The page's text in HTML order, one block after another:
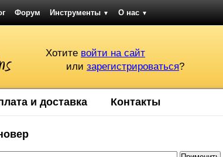
Форум Инструменты ▼ О нас ▼
Хотите войти на сайт
или зарегистрироваться?
и доставка Контакты